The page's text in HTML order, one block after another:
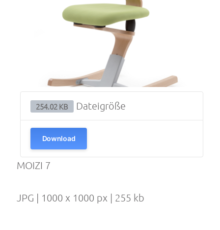
254.02 KB Dateigröße
Download
MOIZI 7
JPG | 1000 x 1000 px | 255 kb